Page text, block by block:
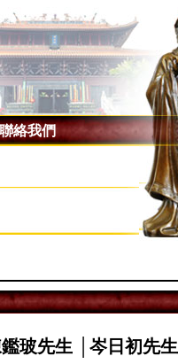
聯絡我們
玻先生 │岑日初先生